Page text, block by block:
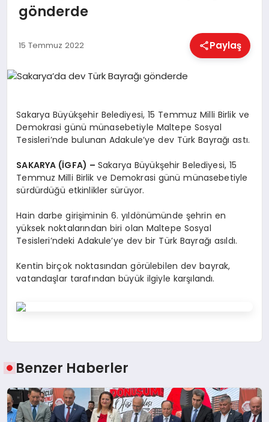
DÜNYA
MAGAZIN
SAĞLIK
gönderde
15 Temmuz 2022 Paylaş
Sakarya Büyükşehir Belediyesi, 15 Temmuz Milli Birlik ve
Demokrasi günü münasebetiyle Maltepe Sosyal
Tesisleri’nde bulunan Adakule’ye dev Türk Bayrağı astı.
SAKARYA (İGFA) –Sakarya Büyükşehir Belediyesi, 15
Temmuz Milli Birlik ve Demokrasi günü münasebetiyle
sürdürdüğü etkinlikler sürüyor.
Hain darbe girişiminin 6. yıldönümünde şehrin en
yüksek noktalarından biri olan Maltepe Sosyal
Tesisleri’ndeki Adakule’ye dev bir Türk Bayrağı asıldı.
Kentin birçok noktasından görülebilen dev bayrak,
vatandaşlar tarafından büyük ilgiyle karşılandı.
Benzer Haberler